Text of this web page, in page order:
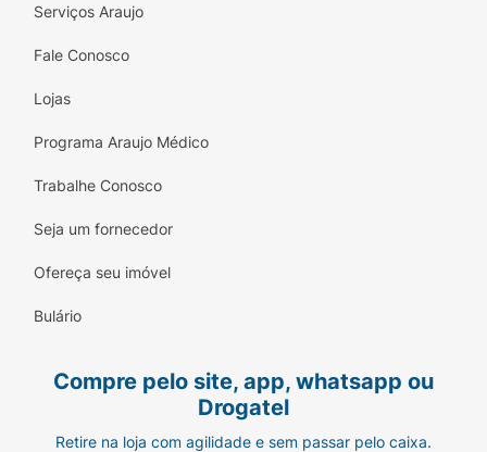
Serviços Araujo
Fale Conosco
Lojas
Programa Araujo Médico
Trabalhe Conosco
Seja um fornecedor
Ofereça seu imóvel
Bulário
Compre pelo site, app, whatsapp ou
Drogatel
Retire na loja com agilidade e sem passar pelo caixa.